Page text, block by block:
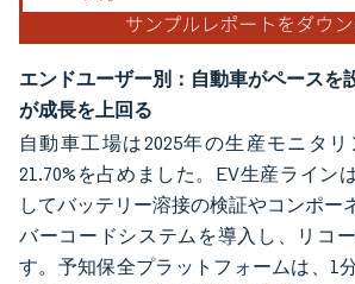
エンドユーザー別：自動車がペースを
が成長を上回る
自動車工場は2025年の生産モニタ
21.70%を占めました。EV生産ライン
してバッテリー溶接の検証やコンポー
バーコードシステムを導入し、リコ
す。予知保全プラットフォームは、1